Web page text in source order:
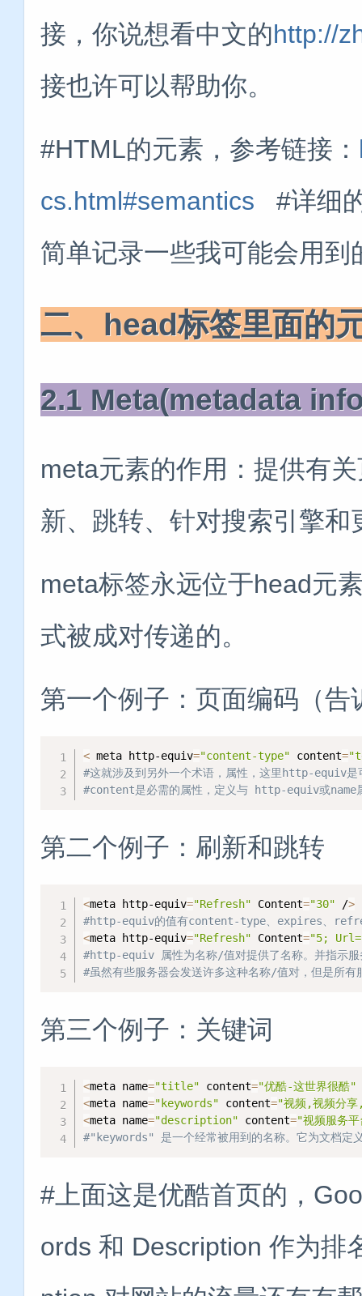
接，你说想看中文的http://
接也许可以帮助你。
#HTML的元素，参考链接：
cs.html#semantics #详细
简单记录一些我可能会用
二、head标签里面的
2.1 Meta(metadata
meta元素的作用：提供有
新、跳转、针对搜索引擎
meta标签永远位于head元
式被成对传递的。
第一个例子：页面编码（
< meta http-equiv="content-type" content=
#这就涉及到另外一个术语，属性，这里http-equiv
#content是必需的属性，定义与 http-equiv或name
第二个例子：刷新和跳转
<meta http-equiv="Refresh" Content="30" />
#http-equiv的值有content-type、expires、
<meta http-equiv="Refresh" Content="5;
#http-equiv 属性为名称/值对提供了名称。并指示服
#虽然有些服务器会发送许多这种名称/值对，但是
第三个例子：关键词
<meta name="title" content="优酷-这世界很酷"
<meta name="keywords" content="视频,视频分
<meta name="description" content="视频服务
#"keywords" 是一个经常被用到的名称。它为文档定
#上面这是优酷首页的，
ords 和 Description 作为排